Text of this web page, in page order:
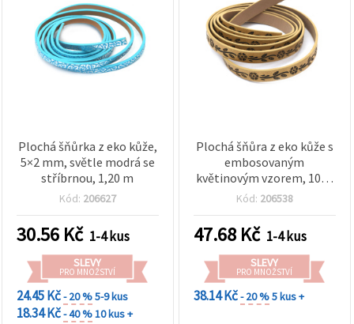
Plochá šňůrka z eko kůže,
5×2 mm, světle modrá se
stříbrnou, 1,20 m
Kód: 206627
30.56 Kč 1-4 kus
SLEVY
PRO MNOŽSTVÍ
24.45 Kč- 20 %5-9 kus
18.34 Kč- 40 %10 kus +
Plochá šňůra z eko kůže s
embosovaným
květinovým vzorem, 10x2
mm, barva ekru – 1,20 m
Kód: 206538
47.68 Kč 1-4 kus
SLEVY
PRO MNOŽSTVÍ
38.14 Kč- 20 %5 kus +